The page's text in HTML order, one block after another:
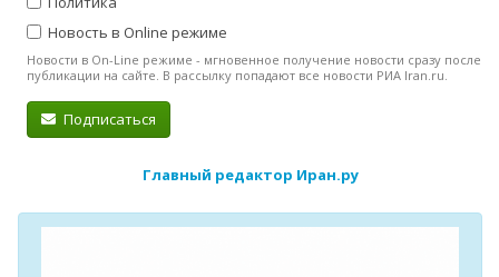
Новость в Online режиме
Новости в On-Line режиме - мгновенное получение новости сразу после
публикации на сайте. В рассылку попадают все новости РИА Iran.ru.
Подписаться
Главный редактор Иран.ру